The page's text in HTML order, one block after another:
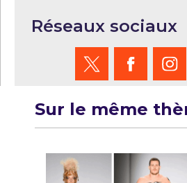
Réseaux sociaux
Sur le même